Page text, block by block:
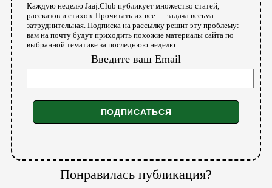
Каждую неделю Jaaj.Club публикует множество статей,
рассказов и стихов. Прочитать их все — задача весьма
затруднительная. Подписка на рассылку решит эту проблему:
вам на почту будут приходить похожие материалы сайта по
выбранной тематике за последнюю неделю.
Введите ваш Email
Понравилась публикация?